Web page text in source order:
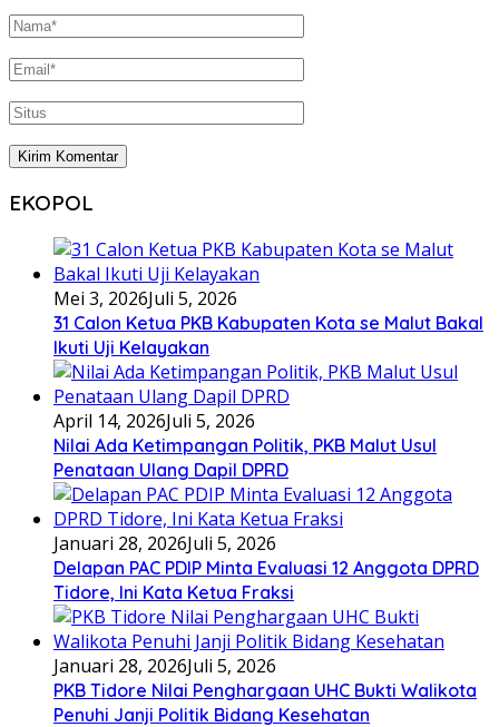
EKOPOL
Mei 3, 2026Juli 5, 2026
31 Calon Ketua PKB Kabupaten Kota se Malut Bakal
Ikuti Uji Kelayakan
April 14, 2026Juli 5, 2026
Nilai Ada Ketimpangan Politik, PKB Malut Usul
Penataan Ulang Dapil DPRD
Januari 28, 2026Juli 5, 2026
Delapan PAC PDIP Minta Evaluasi 12 Anggota DPRD
Tidore, Ini Kata Ketua Fraksi
Januari 28, 2026Juli 5, 2026
PKB Tidore Nilai Penghargaan UHC Bukti Walikota
Penuhi Janji Politik Bidang Kesehatan